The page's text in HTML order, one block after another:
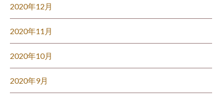
2020年12月
2020年11月
2020年10月
2020年9月